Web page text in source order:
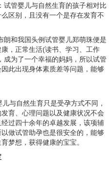
管婴儿与自然生育的孩子相对比
区别，且没有一个是存在发育不
朗和我国头例试管婴儿郑萌珠便是
，正常生活(读书、学习、工作
为了一个幸福的妈妈，所以试管
此出现身体素质差等问题，能够
与自然生育只是受孕方式不同，
育、心理问题以及健康状况不会
过四十余年的卓越发展，该项辅
做试管助孕也是很安全的，能够
梦想，获得健康的宝宝。